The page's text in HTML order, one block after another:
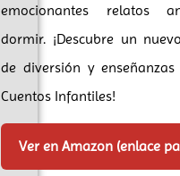
emocionantes relatos
dormir. ¡Descubre un
de diversión y
Cuentos Infantiles!
Ver en Amazon (enlace